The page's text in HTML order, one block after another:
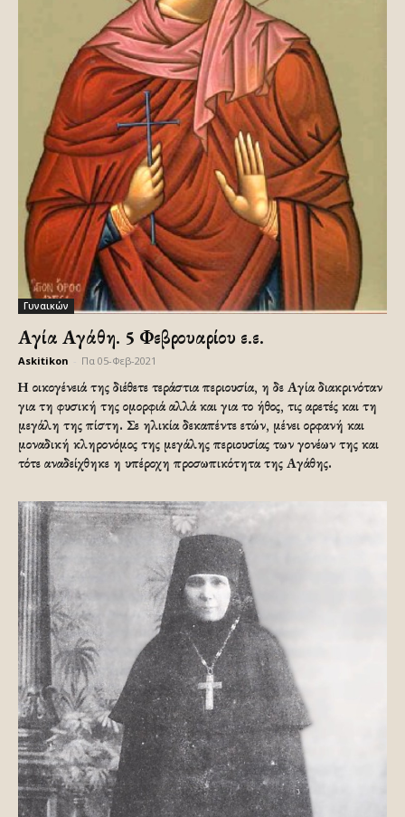
Γυναικών
Αγία Αγάθη. 5 Φεβρουαρίου ε.ε.
Askitikon Πα 05-Φεβ-2021
Η οικογένειά της διέθετε τεράστια περιουσία, η δε Αγία διακρινόταν
για τη φυσική της ομορφιά αλλά και για το ήθος, τις αρετές και τη
μεγάλη της πίστη. Σε ηλικία δεκαπέντε ετών, μένει ορφανή και
μοναδική κληρονόμος της μεγάλης περιουσίας των γονέων της και
τότε αναδείχθηκε η υπέροχη προσωπικότητα της Αγάθης.